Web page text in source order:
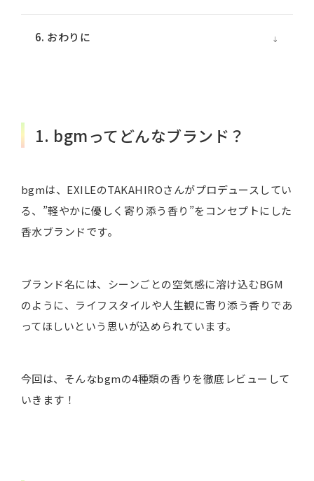
6. おわりに
1. bgmってどんなブランド？
bgmは、EXILEのTAKAHIROさんがプロデュースしてい
る、”軽やかに優しく寄り添う香り”をコンセプトにした
香水ブランドです。
ブランド名には、シーンごとの空気感に溶け込むBGM
のように、ライフスタイルや人生観に寄り添う香りであ
ってほしいという思いが込められています。
今回は、そんなbgmの4種類の香りを徹底レビューして
いきます！